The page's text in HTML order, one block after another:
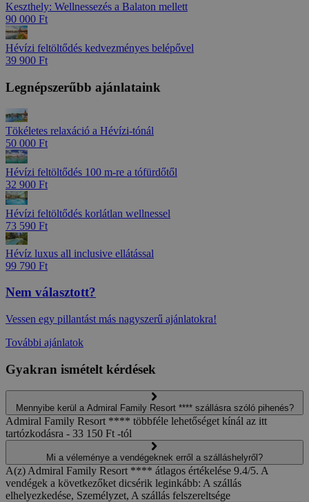
Keszthely: Wellnessezés a Balaton mellett
90 000 Ft
Hévízi feltöltődés kedvezményes belépővel
39 900 Ft
Legnépszerűbb ajánlataink
Tökéletes relaxáció a Hévízi-tónál
50 000 Ft
Hévízi feltöltődés 100 m-re a tófürdőtől
32 900 Ft
Hévízi feltöltődés korlátlan wellnessel
73 590 Ft
Hévíz luxus all inclusive ellátással
99 790 Ft
Nem választott?
Vessen egy pillantást más nagyszerű ajánlatokra!
További ajánlatok
Gyakran ismételt kérdések
Mennyibe kerül a Admiral Family Resort **** szállásra szóló pihenés?
Admiral Family Resort **** többféle lehetőséget kínál az itt
tartózkodásra - 33 150 Ft -tól
Mi a véleménye a vendégeknek erről a szálláshelyről?
A(z) Admiral Family Resort **** átlagos értékelése 9.4/5. A
vendégek a következőket dicsérik leginkább: A szállás
elhelyezkedése, Személyzet, A szállás felszereltsége